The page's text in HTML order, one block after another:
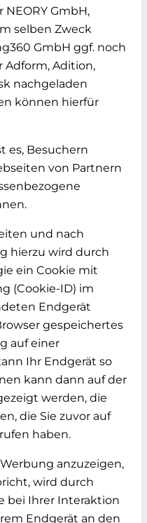
GmbH,
selben Zweck
GmbH ggf. noch
Adform, Adition,
nachgeladen
können hierfür
es, Besuchern
von Partnern
und nach
hierzu wird durch
ein Cookie mit
(Cookie-ID) im
Endgerät
gespeichertes
auf einer
Ihr Endgerät so
kann dann auf der
werden, die
die Sie zuvor auf
haben.
anzuzeigen,
wird durch
bei Ihrer Interaktion
Endgerät an den